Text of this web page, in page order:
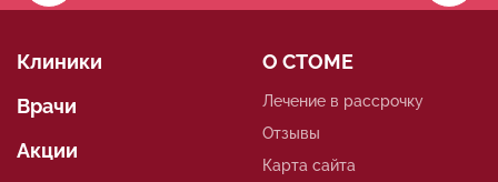
Клиники
Врачи
Акции
О СТОМЕ
Лечение в рассрочку
Отзывы
Карта сайта